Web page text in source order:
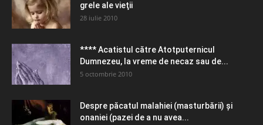
grele ale vieţii
28 iulie 2010
**** Acatistul către Atotputernicul
Dumnezeu, la vreme de necaz sau de...
5 octombrie 2010
Despre păcatul malahiei (masturbării) şi
onaniei (pazei de a nu avea...